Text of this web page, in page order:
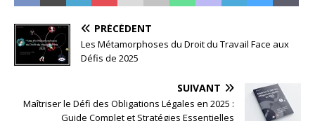
PRÉCÉDENT
Les Métamorphoses du Droit du Travail Face aux
Défis de 2025
SUIVANT
Maîtriser le Défi des Obligations Légales en 2025 :
Guide Complet et Stratégies Essentielles